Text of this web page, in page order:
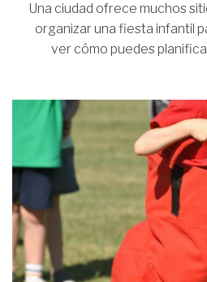
Una ciudad ofrece muchos
organizar una fiesta infantil
ver cómo puedes